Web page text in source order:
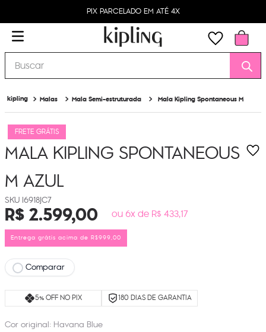
PIX PARCELADO EM ATÉ 4X
Buscar
Malas Mala Semi-estruturada Mala Kipling Spontaneous M
FRETE GRÁTIS
MALA KIPLING SPONTANEOUS
MAZUL
I6918JC7
R$2.599,00 ou 6x de R$ 433,17
Entrega grátis acima de R$999,00
Comparar
5% OFF NO PIX 180 DIAS DE GARANTIA
Cor original: Havana Blue